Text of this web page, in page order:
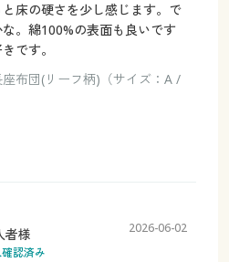
床の硬さを少し感じます。で
。綿100%の表面も良いです
です。
布団(リーフ柄)（サイズ：A /
者様
認済み
2026-06-02